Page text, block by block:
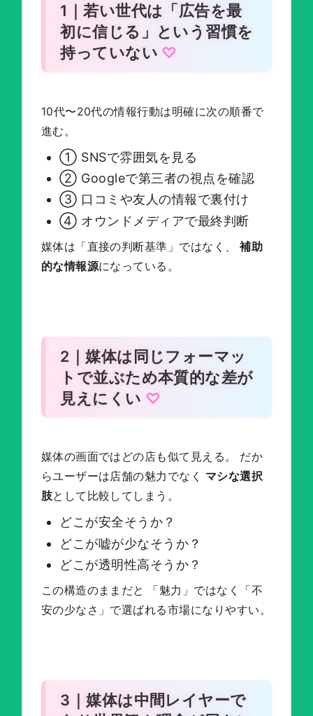
1｜若い世代は「広告を最
初に信じる」という習慣を
持っていない
10代〜20代の情報行動は明確に次の順番で
進む。
① SNSで雰囲気を見る
② Googleで第三者の視点を確認
③ 口コミや友人の情報で裏付け
④ オウンドメディアで最終判断
媒体は「直接の判断基準」ではなく、補助
的な情報源になっている。
2｜媒体は同じフォーマッ
トで並ぶため本質的な差が
見えにくい
媒体の画面ではどの店も似て見える。 だか
らユーザーは店舗の魅力でなく マシな選択
肢として比較してしまう。
どこが安全そうか？
どこが嘘が少なそうか？
どこが透明性高そうか？
この構造のままだと 「魅力」ではなく「不
安の少なさ」で選ばれる市場になりやすい。
3｜媒体は中間レイヤーで